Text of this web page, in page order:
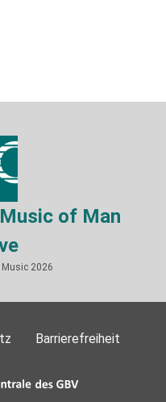
of Man
2026
Barrierefreiheit